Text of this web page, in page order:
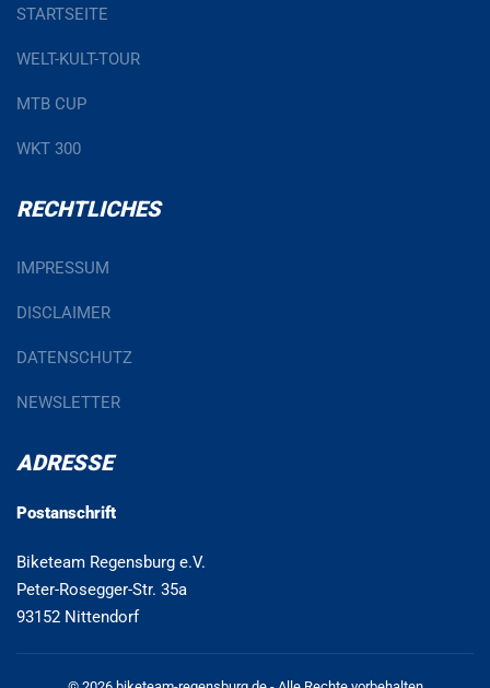
STARTSEITE
WELT-KULT-TOUR
MTB CUP
WKT 300
RECHTLICHES
IMPRESSUM
DISCLAIMER
DATENSCHUTZ
NEWSLETTER
ADRESSE
Postanschrift
Biketeam Regensburg e.V.
Peter-Rosegger-Str. 35a
93152 Nittendorf